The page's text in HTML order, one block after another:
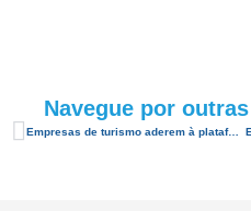
Navegue por
Empresas de turismo aderem à plataforma consumidor.gov.br